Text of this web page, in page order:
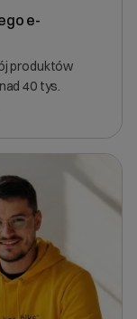
e-
produktów
40 tys.